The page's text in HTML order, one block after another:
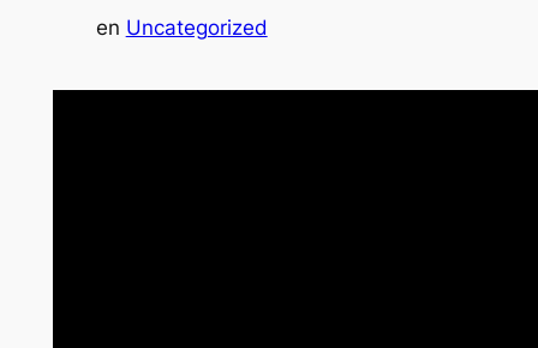
en Uncategorized